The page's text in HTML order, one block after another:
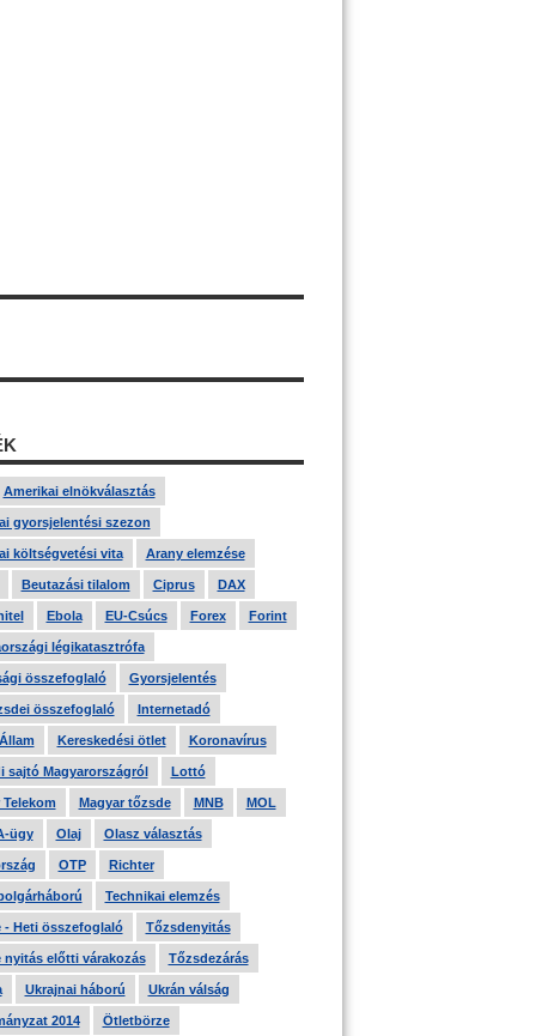
Amerikai elnökválasztás
gyorsjelentési szezon
költségvetési vita Arany elemzése
Beutazási tilalom Ciprus DAX
Ebola EU-Csúcs Forex Forint
légikatasztrófa
összefoglaló Gyorsjelentés
összefoglaló Internetadó
Kereskedési ötlet Koronavírus
sajtó Magyarországról Lottó
Telekom Magyar tőzsde MNB MOL
ügy Olaj Olasz választás
OTP Richter
Technikai elemzés
- Heti összefoglaló Tőzsdenyitás
nyitás előtti várakozás Tőzsdezárás
Ukrajnai háború Ukrán válság
2014 Ötletbörze